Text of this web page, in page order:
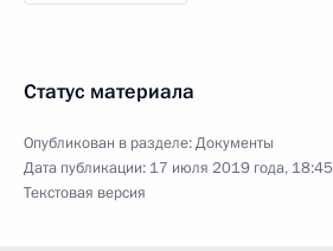
Статус материала
Опубликован в разделе:Документы
Дата публикации: 17 июля 2019 года, 18:45
Текстовая версия